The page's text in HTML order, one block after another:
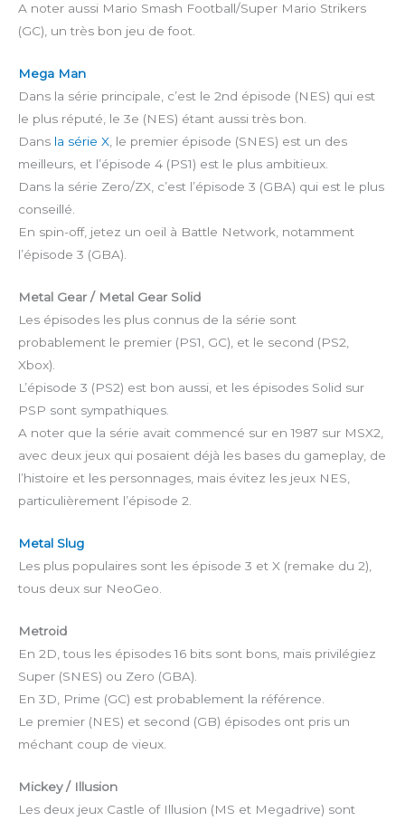
A noter aussi Mario Smash Football/Super Mario Strikers
(GC), un très bon jeu de foot.
Mega Man
Dans la série principale, c’est le 2nd épisode (NES) qui est
le plus réputé, le 3e (NES) étant aussi très bon.
Dans la série X , le premier épisode (SNES) est un des
meilleurs, et l’épisode 4 (PS1) est le plus ambitieux.
Dans la série Zero/ZX, c’est l’épisode 3 (GBA) qui est le plus
conseillé.
En spin-off, jetez un oeil à Battle Network, notamment
l’épisode 3 (GBA).
Metal Gear / Metal Gear Solid
Les épisodes les plus connus de la série sont
probablement le premier (PS1, GC), et le second (PS2,
Xbox).
L’épisode 3 (PS2) est bon aussi, et les épisodes Solid sur
PSP sont sympathiques.
A noter que la série avait commencé sur en 1987 sur MSX2,
avec deux jeux qui posaient déjà les bases du gameplay, de
l’histoire et les personnages, mais évitez les jeux NES,
particulièrement l’épisode 2.
Metal Slug
Les plus populaires sont les épisode 3 et X (remake du 2),
tous deux sur NeoGeo.
Metroid
En 2D, tous les épisodes 16 bits sont bons, mais privilégiez
Super (SNES) ou Zero (GBA).
En 3D, Prime (GC) est probablement la référence.
Le premier (NES) et second (GB) épisodes ont pris un
méchant coup de vieux.
Mickey / Illusion
Les deux jeux Castle of Illusion (MS et Megadrive) sont